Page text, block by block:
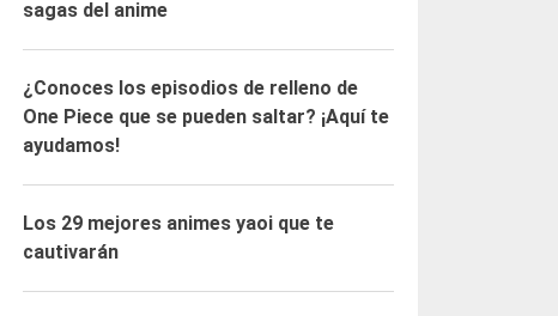
sagas del anime
¿Conoces los episodios de relleno de
One Piece que se pueden saltar? ¡Aquí te
ayudamos!
Los 29 mejores animes yaoi que te
cautivarán